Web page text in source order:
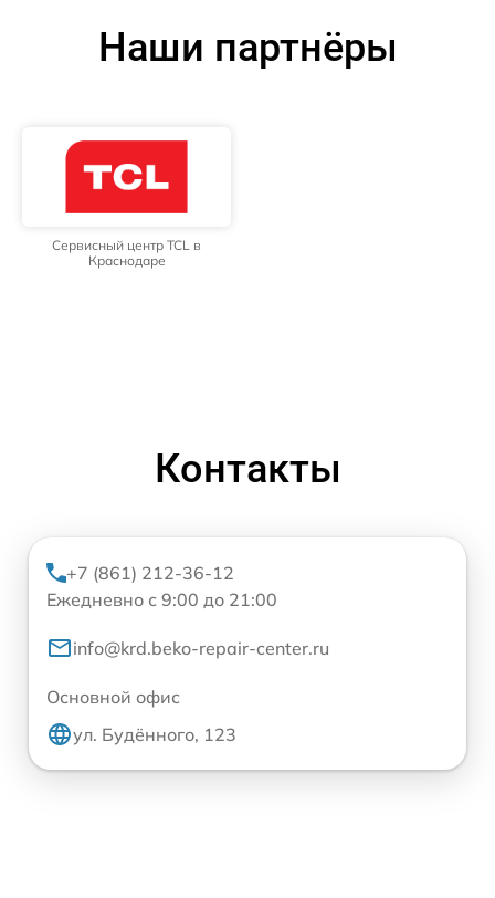
Наши партнёры
Сервисный центр TCL в
Краснодаре
Контакты
+7 (861) 212-36-12
Ежедневно с 9:00 до 21:00
info@krd.beko-repair-center.ru
Основной офис
ул. Будённого, 123